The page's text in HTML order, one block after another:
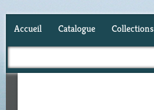
Accueil Catalogue Collections